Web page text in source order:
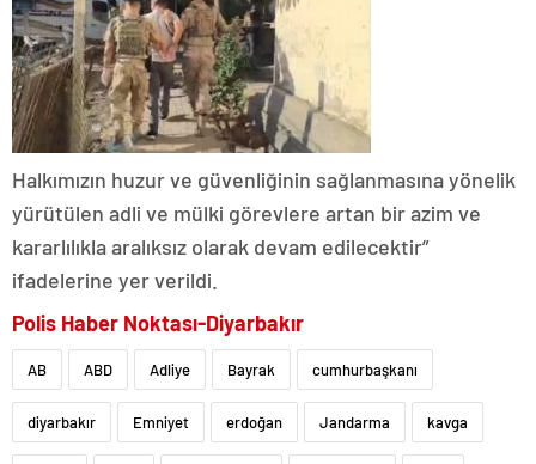
Halkımızın huzur ve güvenliğinin sağlanmasına yönelik
yürütülen adli ve mülki görevlere artan bir azim ve
kararlılıkla aralıksız olarak devam edilecektir”
ifadelerine yer verildi.
Polis Haber Noktası-Diyarbakır
AB ABD Adliye Bayrak cumhurbaşkanı
diyarbakır Emniyet erdoğan Jandarma kavga